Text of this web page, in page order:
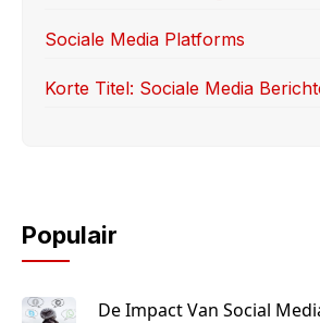
Sociale Media Platforms
Korte Titel: Sociale Media
Populair
De Impact Van Social